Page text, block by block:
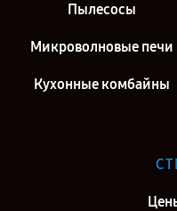
Пылесосы
Микроволновые печи
Кухонные комбайны